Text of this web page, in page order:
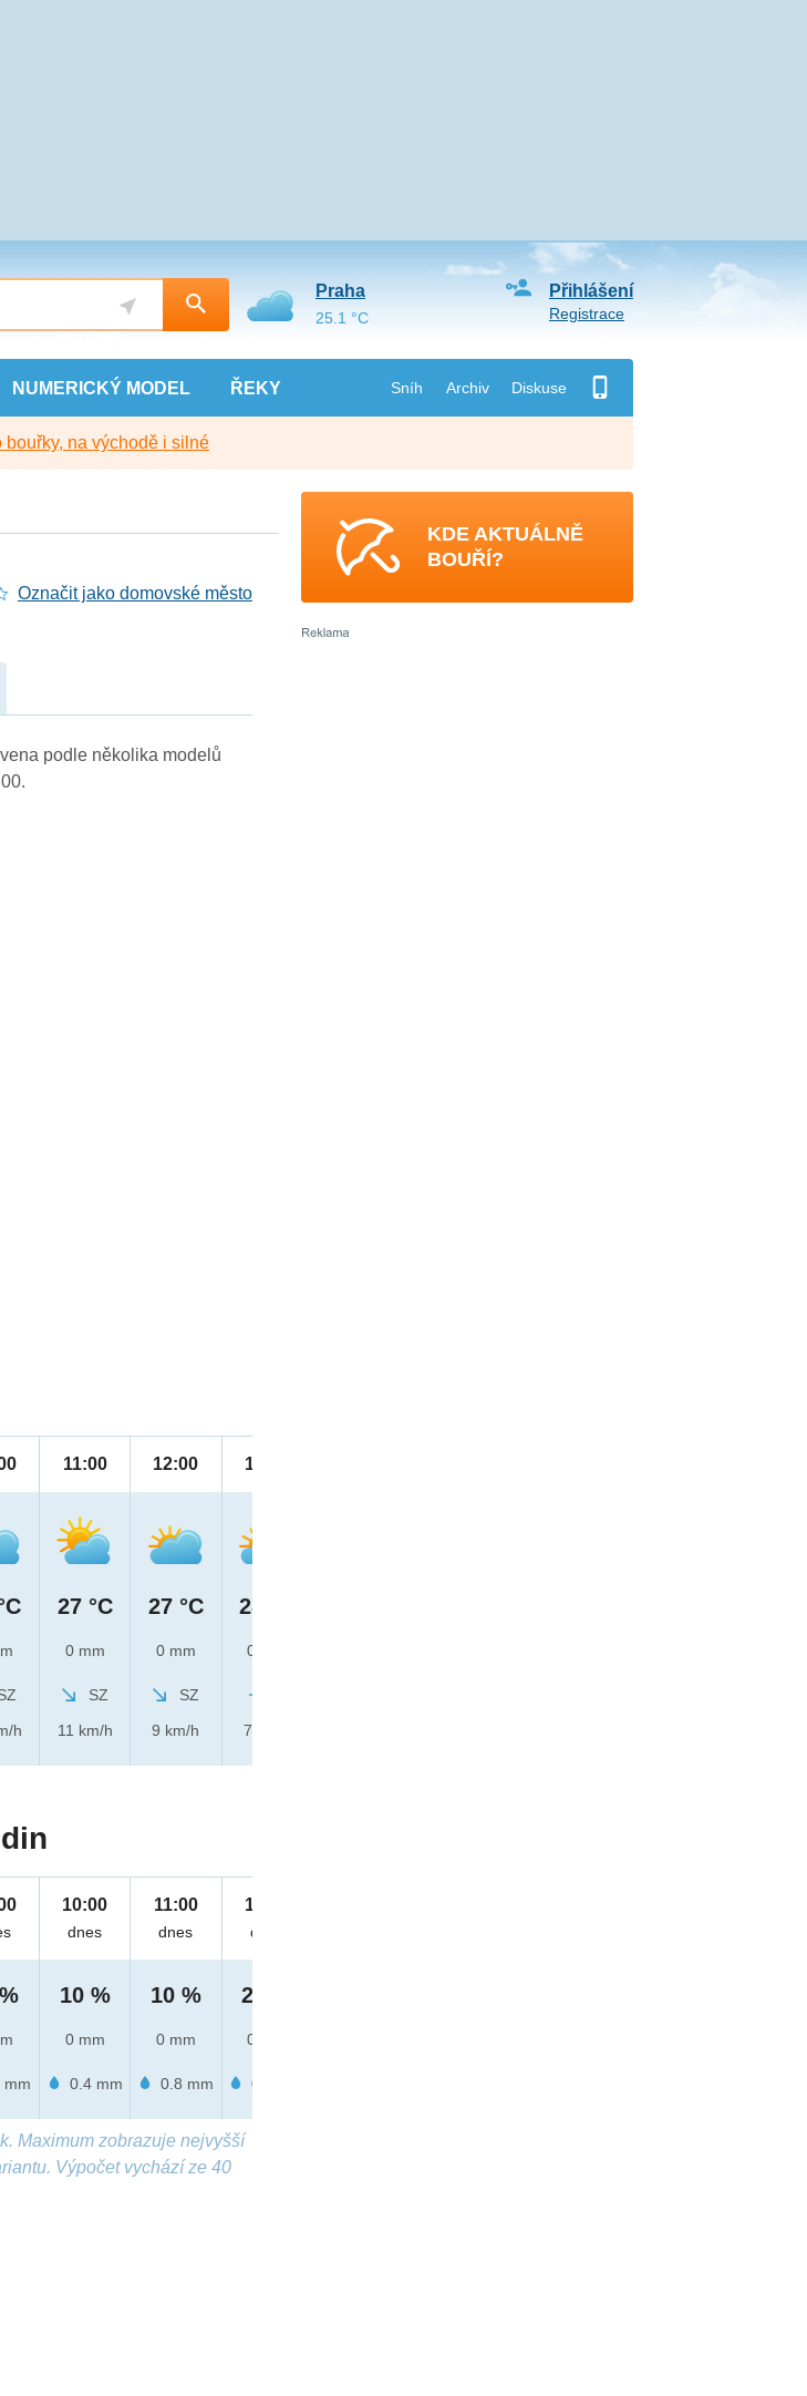
NUMERICKÝ MODEL ŘEKY Sníh Archiv Diskuse
Přihlášení
Registrace
Praha
25.1 °C
na východě i silné
Označit jako domovské město
podle několika modelů
h
11:00
27 °C
0 mm
SZ
11 km/h
12:00
27 °C
0 mm
SZ
9 km/h
13:00
28 °C
0 mm
7 km/h
mm
10:00
dnes
10 %
0 mm
0.4 mm
11:00
dnes
10 %
0 mm
0.8 mm
12:00
dnes
20 %
0 mm
0.5 mm
Maximum zobrazuje nejvyšší
Výpočet vychází ze 40
KDE AKTUÁLNĚ
BOUŘÍ?